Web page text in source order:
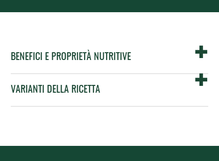
BENEFICI E PROPRIETÀ NUTRITIVE
VARIANTI DELLA RICETTA